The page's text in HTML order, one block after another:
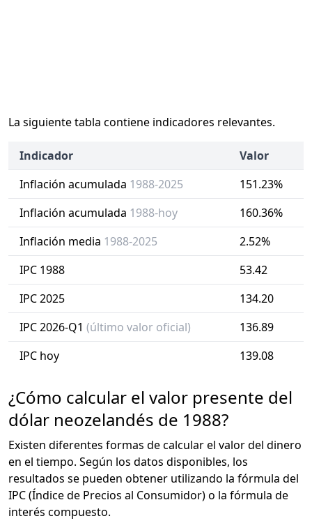
La siguiente tabla contiene indicadores relevantes.
Indicador
Valor
Inflación acumulada 1988-2025
151.23%
Inflación acumulada 1988-hoy
160.36%
Inflación media 1988-2025
2.52%
IPC 1988
53.42
IPC 2025
134.20
IPC 2026-Q1 (último valor oficial)
136.89
IPC hoy
139.08
¿Cómo calcular el valor presente del
dólar neozelandés de 1988?
Existen diferentes formas de calcular el valor del dinero
en el tiempo. Según los datos disponibles, los
resultados se pueden obtener utilizando la fórmula del
IPC (Índice de Precios al Consumidor) o la fórmula de
interés compuesto.